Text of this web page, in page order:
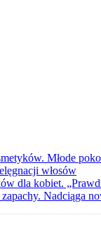
Młode
włosów
dla kobiet.
Nadciąga